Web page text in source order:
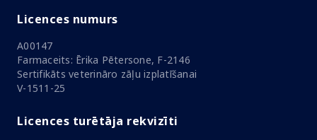
Licences numurs
A00147
Farmaceits: Ērika Pētersone, F-2146
Sertifikāts veterināro zāļu izplatīšanai
V-1511-25
Licences turētāja rekvizīti